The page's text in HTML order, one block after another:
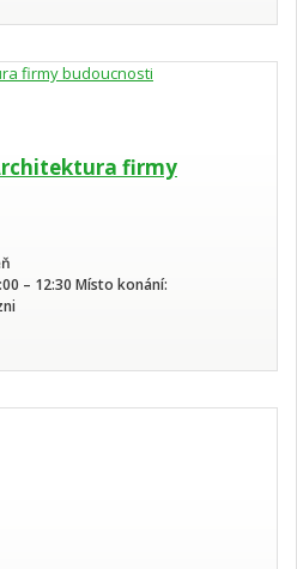
firmy
– 12:30 Místo konání: